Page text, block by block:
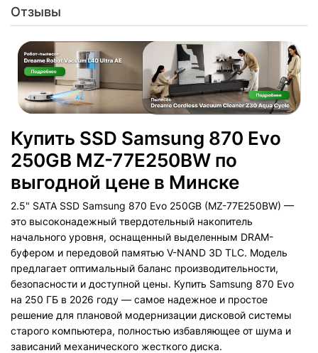
Отзывы
Купить SSD Samsung 870 Evo
250GB MZ-77E250BW по
выгодной цене в Минске
2.5" SATA SSD Samsung 870 Evo 250GB (MZ-77E250BW) —
это высоконадежный твердотельный накопитель
начального уровня, оснащенный выделенным DRAM-
буфером и передовой памятью V-NAND 3D TLC. Модель
предлагает оптимальный баланс производительности,
безопасности и доступной цены. Купить Samsung 870 Evo
на 250 ГБ в 2026 году — самое надежное и простое
решение для плановой модернизации дисковой системы
старого компьютера, полностью избавляющее от шума и
зависаний механического жесткого диска.